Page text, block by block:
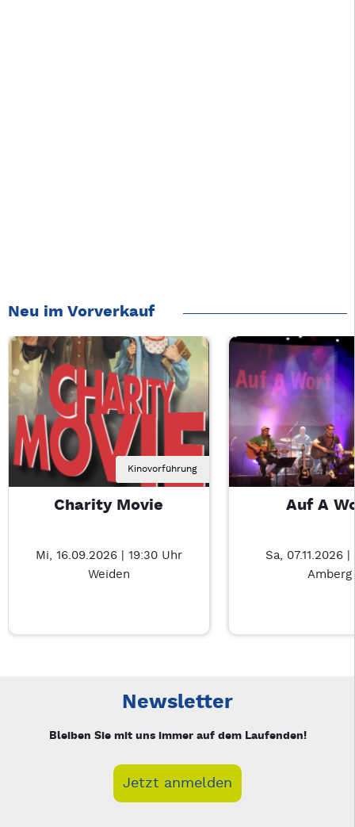
Neu im Vorverkauf
Kinovorführung
Charity Movie
Mi, 16.09.2026 | 19:30 Uhr
Weiden
Auf A
Sa, 07.11.2026
Amberg
Newsletter
Bleiben Sie mit uns immer auf dem Laufenden!
Jetzt anmelden